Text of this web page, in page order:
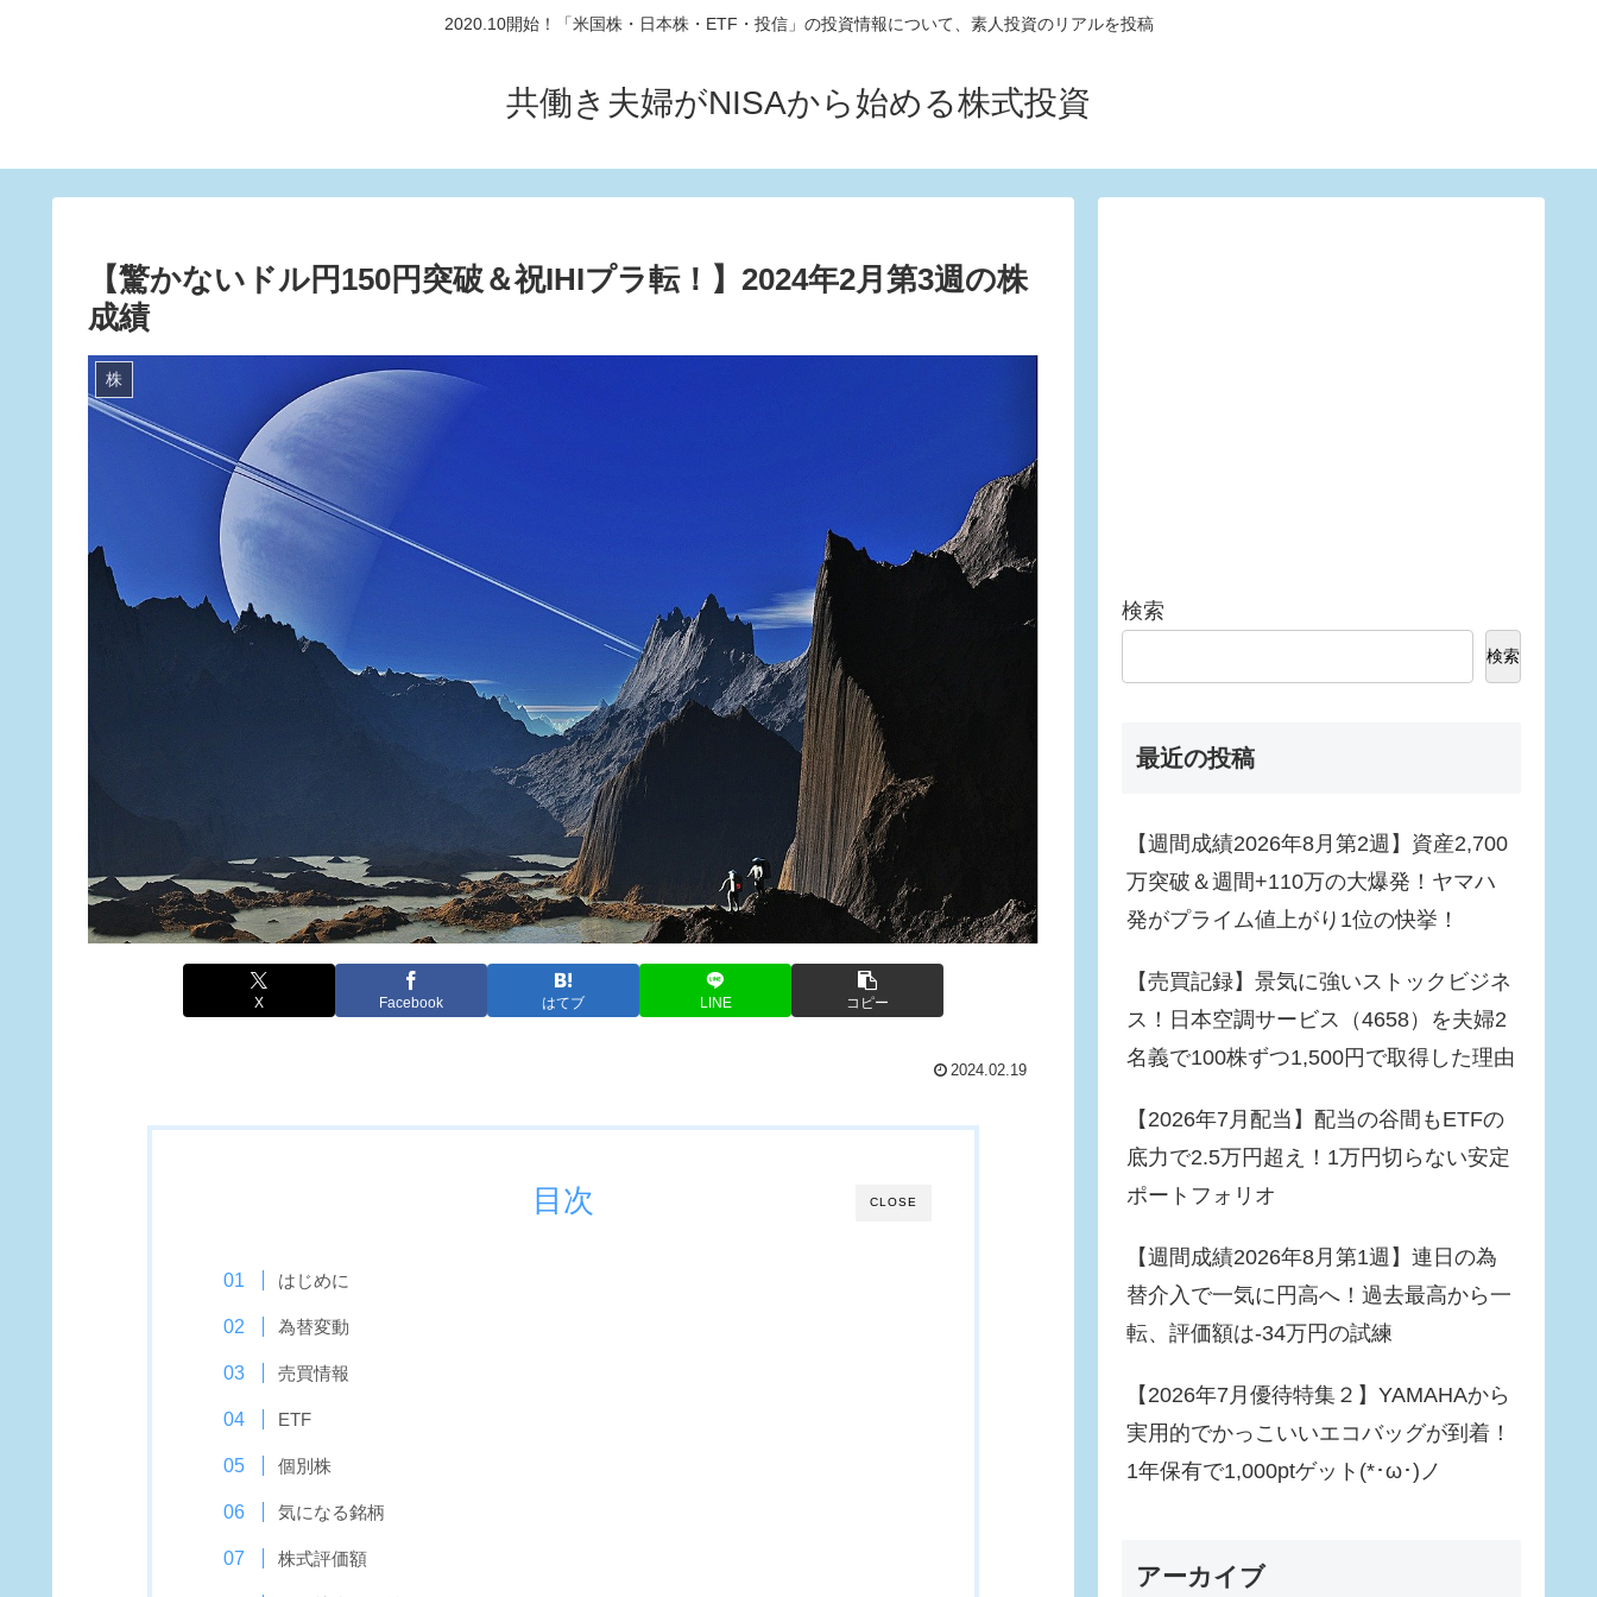
2020.10開始！「米国株・日本株・ETF・投信」の投資情報について、素人投資のリアルを投稿
共働き夫婦がNISAから始める株式投資
【驚かないドル円150円突破＆祝IHIプラ転！】2024年2月第3週の株
成績
株
X Facebook はてブ LINE コピー
2024.02.19
CLOSE
目次
はじめに
為替変動
売買情報
ETF
個別株
気になる銘柄
株式評価額
検索
検索
最近の投稿
【週間成績2026年8月第2週】資産2,700
万突破＆週間+110万の大爆発！ヤマハ
発がプライム値上がり1位の快挙！
【売買記録】景気に強いストックビジネ
ス！日本空調サービス（4658）を夫婦2
名義で100株ずつ1,500円で取得した理由
【2026年7月配当】配当の谷間もETFの
底力で2.5万円超え！1万円切らない安定
ポートフォリオ
【週間成績2026年8月第1週】連日の為
替介入で一気に円高へ！過去最高から一
転、評価額は-34万円の試練
【2026年7月優待特集２】YAMAHAから
実用的でかっこいいエコバッグが到着！
1年保有で1,000ptゲット(*･ω･)ノ
アーカイブ